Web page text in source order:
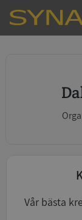
Vår bästa